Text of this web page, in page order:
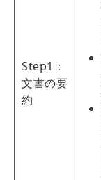
Step1：
文書の要
約